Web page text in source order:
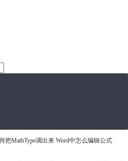
把MathType调出来 Word中怎么编辑公式